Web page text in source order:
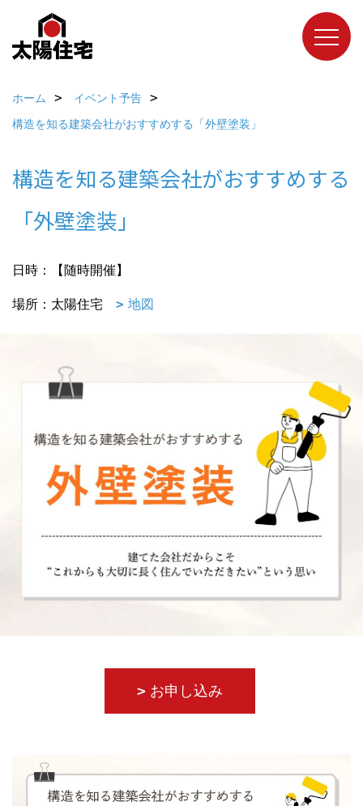
ホーム
イベント予告
構造を知る建築会社がおすすめする「外壁塗装」
構造を知る建築会社がおすすめする
「外壁塗装」
日時：【随時開催】
場所：太陽住宅 地図
お申し込み